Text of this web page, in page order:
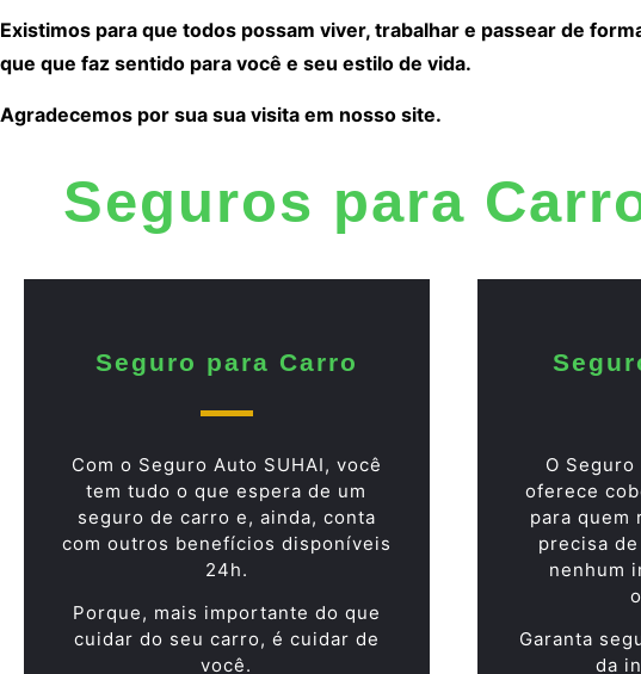
Existimos para que todos possam viver, trabalhar e passear de
que que faz sentido para você e seu estilo de vida.
Agradecemos por sua sua visita em nosso site.
Seguros para
Seguro para Carro
Com o Seguro Auto SUHAI, você
tem tudo o que espera de um
seguro de carro e, ainda, conta
com outros benefícios disponíveis
24h.
Porque, mais importante do que
cuidar do seu carro, é cuidar de
você.
O Seguro
oferece
para quem
precisa
nenhum
Garanta
da